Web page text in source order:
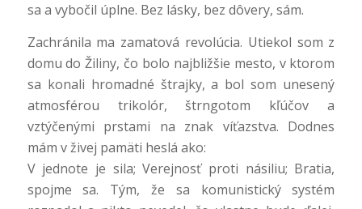
sa a vybočil úplne. Bez lásky, bez dôvery, sám.
Zachránila ma zamatová revolúcia. Utiekol som z
domu do Žiliny, čo bolo najbližšie mesto, v ktorom
sa konali hromadné štrajky, a bol som unesený
atmosférou trikolór, štrngotom kľúčov a
vztýčenými prstami na znak víťazstva. Dodnes
mám v živej pamäti heslá ako:
V jednote je sila; Verejnosť proti násiliu; Bratia,
spojme sa. Tým, že sa komunistický systém